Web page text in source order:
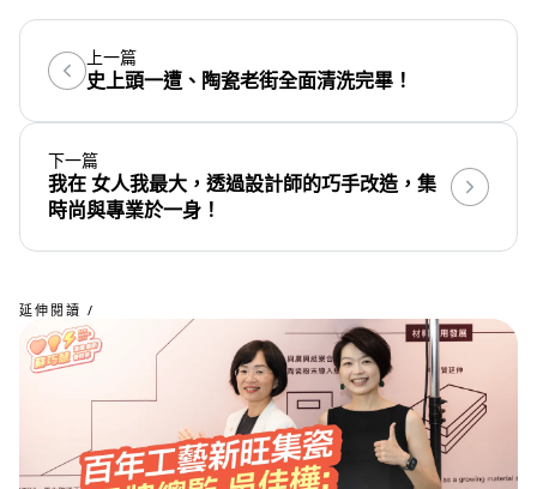
上一篇
史上頭一遭、陶瓷老街全面清洗完畢！
下一篇
我在 女人我最大，透過設計師的巧手改造，集
時尚與專業於一身！
延伸閱讀 /